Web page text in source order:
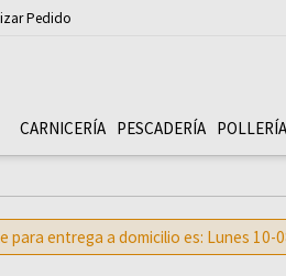
Pedido
CARNICERÍA PESCADERÍ­A POLLERÍA
para entrega a domicilio es: Lunes 10-